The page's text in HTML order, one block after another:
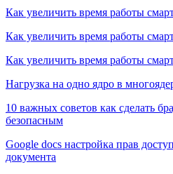
Как увеличить время работы
Как увеличить время работы
Как увеличить время работы
Нагрузка на одно ядро в
10 важных советов как сделать
безопасным
Google docs настройка прав
документа